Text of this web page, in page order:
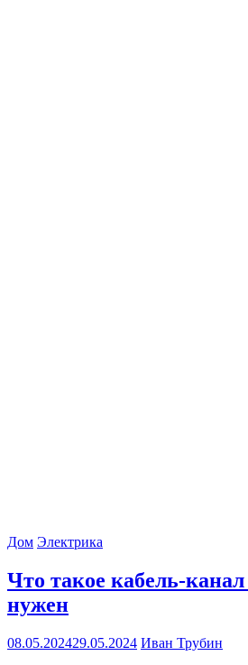
Дом Электрика
Что такое кабель-
нужен
08.05.202429.05.2024 Иван Трубин